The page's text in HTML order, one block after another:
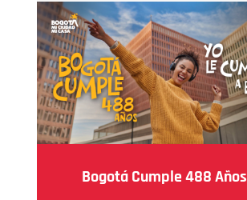
Bogotá Cumple 488 Años